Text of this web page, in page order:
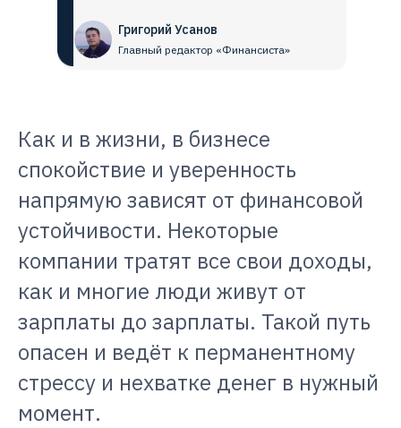
Григорий Усанов
Главный редактор «Финансиста»
Как и в жизни, в бизнесе
спокойствие и уверенность
напрямую зависят от финансовой
устойчивости. Некоторые
компании тратят все свои доходы,
как и многие люди живут от
зарплаты до зарплаты. Такой путь
опасен и ведёт к перманентному
стрессу и нехватке денег в нужный
момент.